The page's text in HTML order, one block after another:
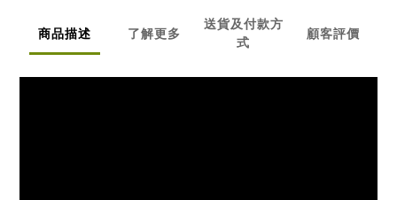
商品描述 了解更多
送貨及付款方
式
顧客評價